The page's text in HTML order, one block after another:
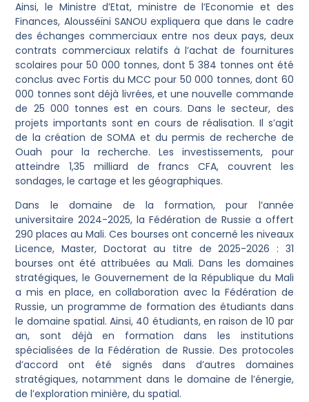
Ainsi, le Ministre d’Etat, ministre de l’Economie et des
Finances, Alousséïni SANOU expliquera que dans le cadre
des échanges commerciaux entre nos deux pays, deux
contrats commerciaux relatifs à l’achat de fournitures
scolaires pour 50 000 tonnes, dont 5 384 tonnes ont été
conclus avec Fortis du MCC pour 50 000 tonnes, dont 60
000 tonnes sont déjà livrées, et une nouvelle commande
de 25 000 tonnes est en cours. Dans le secteur, des
projets importants sont en cours de réalisation. Il s’agit
de la création de SOMA et du permis de recherche de
Ouah pour la recherche. Les investissements, pour
atteindre 1,35 milliard de francs CFA, couvrent les
sondages, le cartage et les géographiques.
Dans le domaine de la formation, pour l’année
universitaire 2024-2025, la Fédération de Russie a offert
290 places au Mali. Ces bourses ont concerné les niveaux
Licence, Master, Doctorat au titre de 2025-2026 : 31
bourses ont été attribuées au Mali. Dans les domaines
stratégiques, le Gouvernement de la République du Mali
a mis en place, en collaboration avec la Fédération de
Russie, un programme de formation des étudiants dans
le domaine spatial. Ainsi, 40 étudiants, en raison de 10 par
an, sont déjà en formation dans les institutions
spécialisées de la Fédération de Russie. Des protocoles
d’accord ont été signés dans d’autres domaines
stratégiques, notamment dans le domaine de l’énergie,
de l’exploration minière, du spatial.